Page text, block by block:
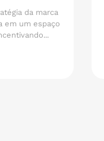
da marca
em um espaço